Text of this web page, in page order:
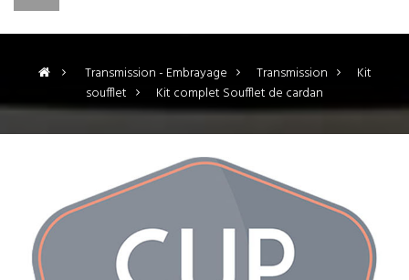
> Transmission - Embrayage > Transmission >
Kit
soufflet > Kit complet Soufflet de cardan